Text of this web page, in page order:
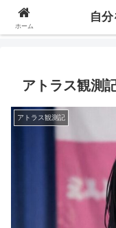
自分の価値を高めるための
アトラス観測
アトラス観測記
ホーム
自